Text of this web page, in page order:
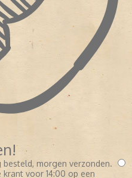
besteld, morgen verzonden.
krant voor 14:00 op een